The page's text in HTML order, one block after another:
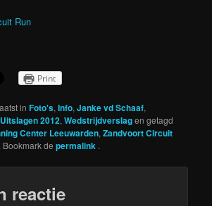
Run
Print
inFoto's,Info,Janke vd Schaaf,
Uitslagen 2012,Wedstrijdverslagen getagd
Center Leeuwarden,Zandvoort Circuit
. Bookmark depermalink .
reactie